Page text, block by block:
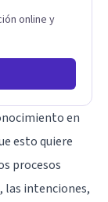
online y
en
esto quiere
procesos
las intenciones,